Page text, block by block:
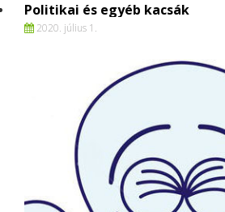
Politikai és egyéb kacsák
2020. július 1.